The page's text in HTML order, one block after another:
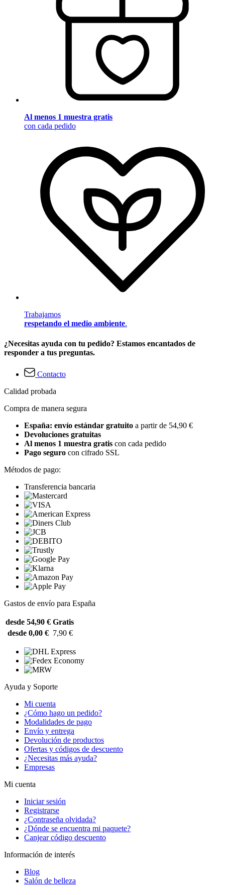
Al menos 1 muestra gratis
con cada pedido
Trabajamos
respetando el medio ambiente.
¿Necesitas ayuda con tu pedido? Estamos encantados de
responder a tus preguntas.
Contacto
Calidad probada
Compra de manera segura
España: envío estándar gratuito a partir de 54,90 €
Devoluciones gratuitas
Al menos 1 muestra gratis con cada pedido
Pago seguro con cifrado SSL
Métodos de pago:
Transferencia bancaria
Gastos de envío para España
desde 54,90 € Gratis
desde 0,00 € 7,90 €
Ayuda y Soporte
Mi cuenta
¿Cómo hago un pedido?
Modalidades de pago
Envío y entrega
Devolución de productos
Ofertas y códigos de descuento
¿Necesitas más ayuda?
Empresas
Mi cuenta
Iniciar sesión
Registrarse
¿Contraseña olvidada?
¿Dónde se encuentra mi paquete?
Canjear código descuento
Información de interés
Blog
Salón de belleza